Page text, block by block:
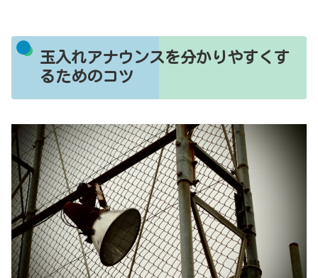
玉入れアナウンスを分かりやすくす
るためのコツ